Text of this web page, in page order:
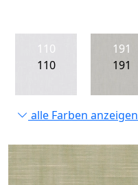
110
110
191
191
alle Farben anzeigen